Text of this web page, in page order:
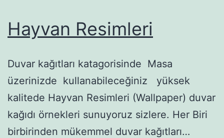
Hayvan Resimleri
Duvar kağıtları katagorisinde Masa
üzerinizde kullanabileceğiniz yüksek
kalitede Hayvan Resimleri (Wallpaper) duvar
kağıdı örnekleri sunuyoruz sizlere. Her Biri
birbirinden mükemmel duvar kağıtları…